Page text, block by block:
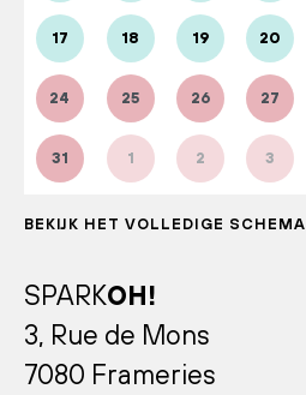
17 18 19 20
24 25 26 27
31 1 2 3
BEKIJK HET VOLLEDIGE SCHEMA
SPARKOH!
3, Rue de Mons
7080 Frameries